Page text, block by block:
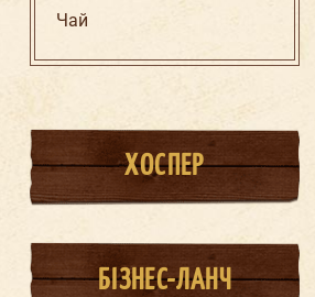
Чай
ХОСПЕР
БІЗНЕС-ЛАНЧ